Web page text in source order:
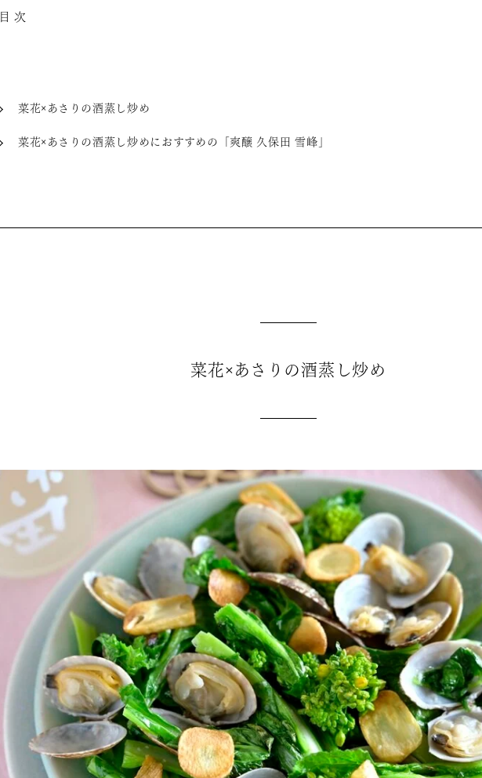
目次
菜花×あさりの酒蒸し炒め
菜花×あさりの酒蒸し炒めにおすすめの「爽醸 久保田 雪峰」
菜花×あさりの酒蒸し炒め